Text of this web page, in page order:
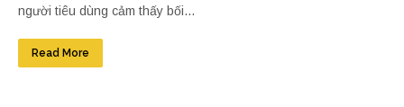
người tiêu dùng cảm thấy bối...
Read More